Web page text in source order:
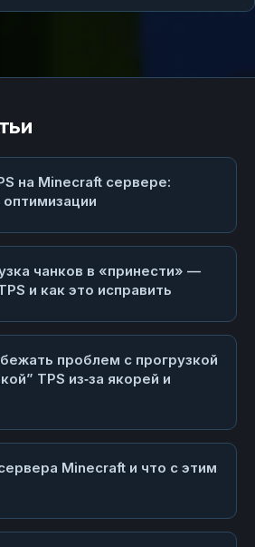
на Minecraft сервере:
чанков в «принести» —
и как это исправить
проблем с прогрузкой
TPS из‑за якорей и
Minecraft и что с этим